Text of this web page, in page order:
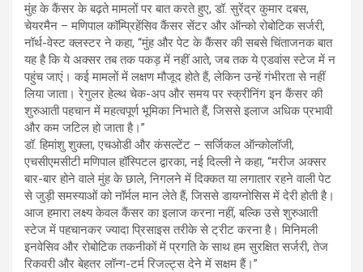
मुंह के कैंसर के बढ़ते मामलों पर बात करते हुए, डॉ. सुरेंद्र कुमार दबस,
चेयरमैन – मणिपाल कॉम्प्रिहेंसिव कैंसर सेंटर और ऑन्को रोबोटिक सर्जरी,
नॉर्थ-वेस्ट क्लस्टर ने कहा, “मुंह और पेट के कैंसर की सबसे चिंताजनक बात
यह है कि ये अक्सर तब तक पकड़ में नहीं आते, जब तक ये एडवांस स्टेज में न
पहुंच जाएं। कई मामलों में लक्षण मौजूद होते हैं, लेकिन उन्हें गंभीरता से नहीं
लिया जाता। रेगुलर हेल्थ चेक-अप और समय पर स्क्रीनिंग इन कैंसर की
शुरुआती पहचान में महत्वपूर्ण भूमिका निभाते हैं, जिससे इलाज अधिक प्रभावी
और कम जटिल हो जाता है।”
डॉ. हिमांशु शुक्ला, एचओडी और कंसल्टेंट – सर्जिकल ऑन्कोलॉजी,
एचसीएमसीटी मणिपाल हॉस्पिटल द्वारका, नई दिल्ली ने कहा, “मरीज अक्सर
बार-बार होने वाले मुंह के छाले, निगलने में दिक्कत या लगातार रहने वाली पेट
से जुड़ी समस्याओं को नॉर्मल मान लेते हैं, जिससे डायग्नोसिस में देरी होती है।
आज हमारा लक्ष्य केवल कैंसर का इलाज करना नहीं, बल्कि उसे शुरुआती
स्टेज में पहचानकर ज्यादा प्रिसाइस तरीके से ट्रीट करना है। मिनिमली
इनवेसिव और रोबोटिक तकनीकों में प्रगति के साथ हम सुरक्षित सर्जरी, तेज
रिकवरी और बेहतर लॉन्ग-टर्म रिजल्ट्स देने में सक्षम हैं।”